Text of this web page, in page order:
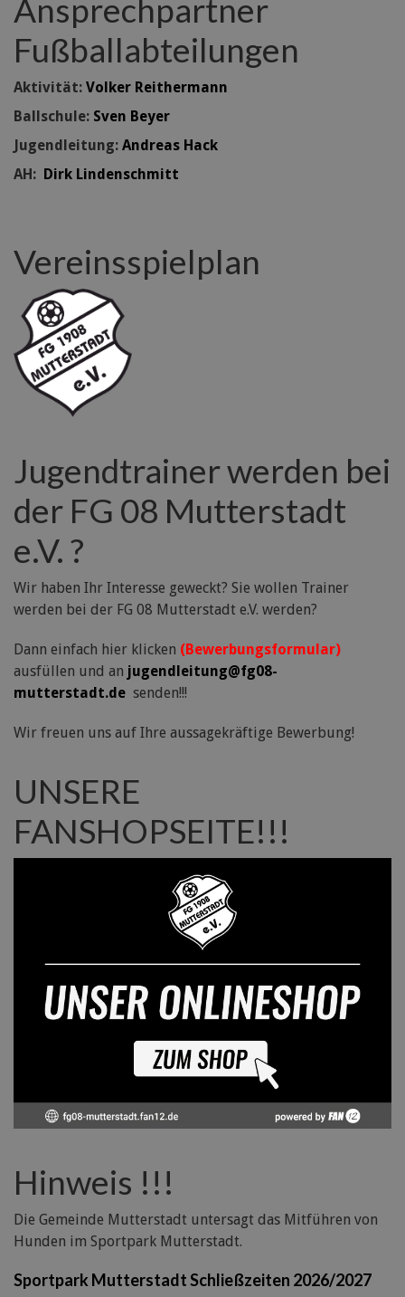
Ansprechpartner
Fußballabteilungen
Aktivität: Volker Reithermann
Ballschule: Sven Beyer
Jugendleitung: Andreas Hack
AH: Dirk Lindenschmitt
Vereinsspielplan
Jugendtrainer werden bei
der FG 08 Mutterstadt
e.V. ?
Wir haben Ihr Interesse geweckt? Sie wollen Trainer
werden bei der FG 08 Mutterstadt e.V. werden?
Dann einfach hier klicken (Bewerbungsformular)
ausfüllen und an jugendleitung@fg08-
mutterstadt.de senden!!!
Wir freuen uns auf Ihre aussagekräftige Bewerbung!
UNSERE
FANSHOPSEITE!!!
Hinweis !!!
Die Gemeinde Mutterstadt untersagt das Mitführen von
Hunden im Sportpark Mutterstadt.
Sportpark Mutterstadt Schließzeiten 2026/2027